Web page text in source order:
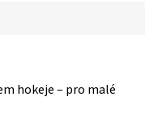
hokeje – pro malé